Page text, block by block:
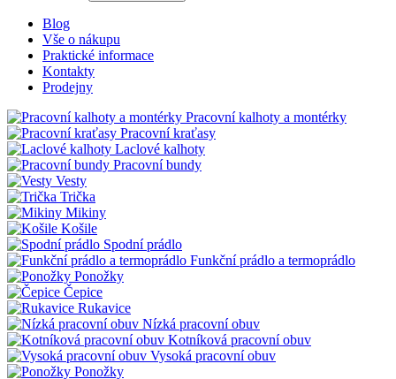
Blog
Vše o nákupu
Praktické informace
Kontakty
Prodejny
Pracovní kalhoty a montérky
Pracovní kraťasy
Laclové kalhoty
Pracovní bundy
Vesty
Trička
Mikiny
Košile
Spodní prádlo
Funkční prádlo a termoprádlo
Ponožky
Čepice
Rukavice
Nízká pracovní obuv
Kotníková pracovní obuv
Vysoká pracovní obuv
Ponožky